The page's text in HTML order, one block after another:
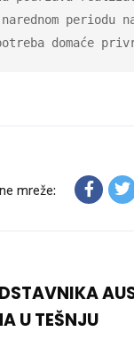
periodu
domaće
mreže:
U TEŠNJU